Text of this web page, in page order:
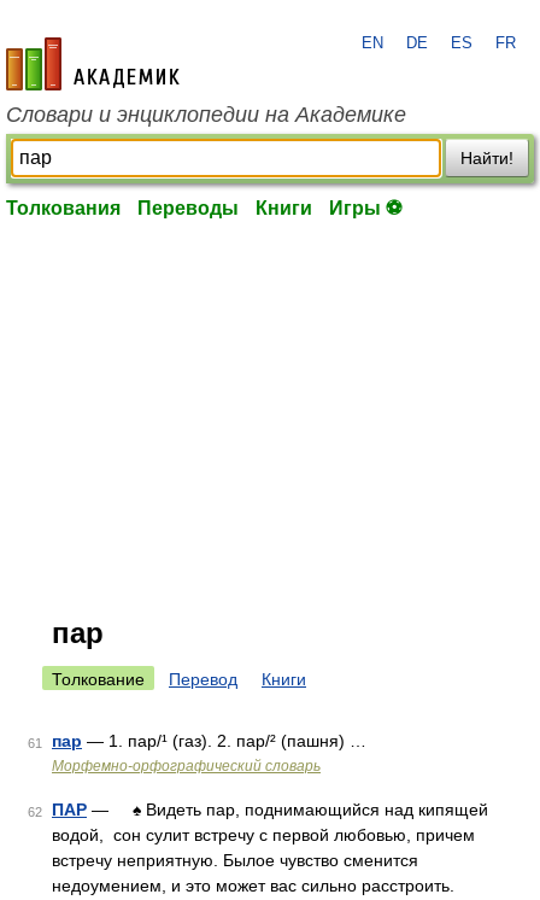
academic.ru
EN DE ES FR
Словари и энциклопедии на Академике
Найти!
Толкования Переводы Книги Игры ⚽
пар
Толкование Перевод Книги
61 пар — 1. пар/¹ (газ). 2. пар/² (пашня) …
Морфемно-орфографический словарь
62 ПАР — ♠ Видеть пар, поднимающийся над кипящей
водой, сон сулит встречу с первой любовью, причем
встречу неприятную. Былое чувство сменится
недоумением, и это может вас сильно расстроить.